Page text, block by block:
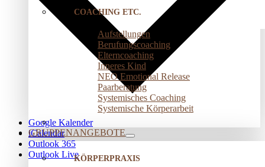
COACHING ETC.
Aufstellungen
Berufungscoaching
Elterncoaching
Inneres Kind
NEO Emotional Release
Paarberatung
Systemisches Coaching
Systemische Körperarbeit
GRUPPENANGEBOTE
KÖRPERPRAXIS
Google Kalender
iCalendar
Outlook 365
Outlook Live